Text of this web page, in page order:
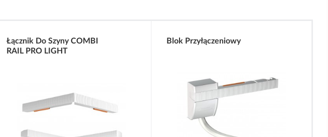
Łącznik Do Szyny COMBI
RAIL PRO LIGHT
Blok Przyłączeniowy